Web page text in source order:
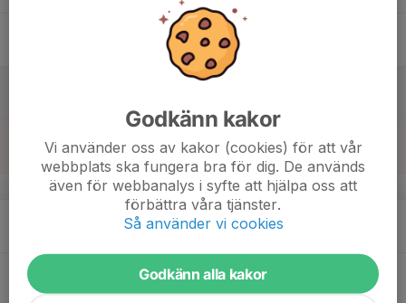
v.43
20
Godkänn kakor
Vi använder oss av kakor (cookies) för att vår
webbplats ska fungera bra för dig. De används
även för webbanalys i syfte att hjälpa oss att
förbättra våra tjänster.
Så använder vi cookies
Godkänn alla kakor